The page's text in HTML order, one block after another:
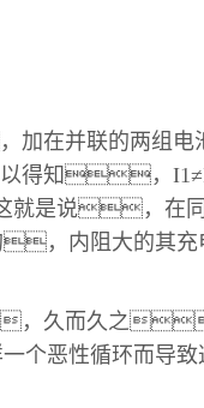
联的两组电池
知，
是说，在同
，内阻大的其
，久而久之
恶性循环而导致